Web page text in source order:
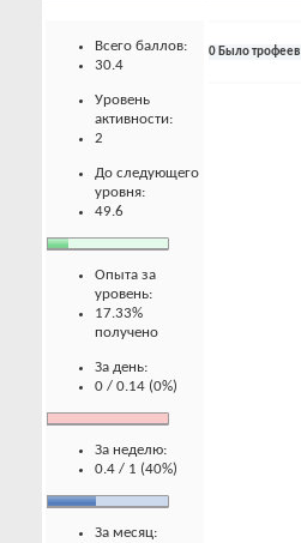
Всего баллов:
30.4
Уровень
активности:
2
До следующего
уровня:
49.6
Опыта за
уровень:
17.33%
получено
За день:
0 / 0.14 (0%)
За неделю:
0.4 / 1 (40%)
За месяц:
0 Было трофеев